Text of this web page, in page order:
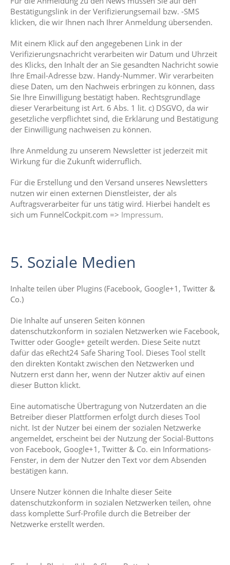
Bestätigungslink in der Verifizierungsemail bzw. -SMS
klicken, die wir Ihnen nach Ihrer Anmeldung übersenden.
Mit einem Klick auf den angegebenen Link in der
Verifizierungsnachricht verarbeiten wir Datum und Uhrzeit
des Klicks, den Inhalt der an Sie gesandten Nachricht sowie
Ihre Email-Adresse bzw. Handy-Nummer. Wir verarbeiten
diese Daten, um den Nachweis erbringen zu können, dass
Sie Ihre Einwilligung bestätigt haben. Rechtsgrundlage
dieser Verarbeitung ist Art. 6 Abs. 1 lit. c) DSGVO, da wir
gesetzliche verpflichtet sind, die Erklärung und Bestätigung
der Einwilligung nachweisen zu können.
Ihre Anmeldung zu unserem Newsletter ist jederzeit mit
Wirkung für die Zukunft widerruflich.
Für die Erstellung und den Versand unseres Newsletters
nutzen wir einen externen Dienstleister, der als
Auftragsverarbeiter für uns tätig wird. Hierbei handelt es
sich um FunnelCockpit.com => Impressum.
5. Soziale Medien
Inhalte teilen über Plugins (Facebook, Google+1, Twitter &
Co.)
Die Inhalte auf unseren Seiten können
datenschutzkonform in sozialen Netzwerken wie Facebook,
Twitter oder Google+ geteilt werden. Diese Seite nutzt
dafür das eRecht24 Safe Sharing Tool. Dieses Tool stellt
den direkten Kontakt zwischen den Netzwerken und
Nutzern erst dann her, wenn der Nutzer aktiv auf einen
dieser Button klickt.
Eine automatische Übertragung von Nutzerdaten an die
Betreiber dieser Plattformen erfolgt durch dieses Tool
nicht. Ist der Nutzer bei einem der sozialen Netzwerke
angemeldet, erscheint bei der Nutzung der Social-Buttons
von Facebook, Google+1, Twitter & Co. ein Informations-
Fenster, in dem der Nutzer den Text vor dem Absenden
bestätigen kann.
Unsere Nutzer können die Inhalte dieser Seite
datenschutzkonform in sozialen Netzwerken teilen, ohne
dass komplette Surf-Profile durch die Betreiber der
Netzwerke erstellt werden.